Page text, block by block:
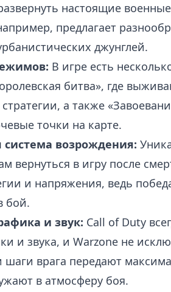
настоящие
предлагает
джунглей.
В игре есть
битва», где
а также
точки на карте.
возрождения:
вернуться в игру после
и напряжения, ведь
бой.
и звук: Call of Duty
и звука, и Warzone не
врага передают
в атмосферу боя.